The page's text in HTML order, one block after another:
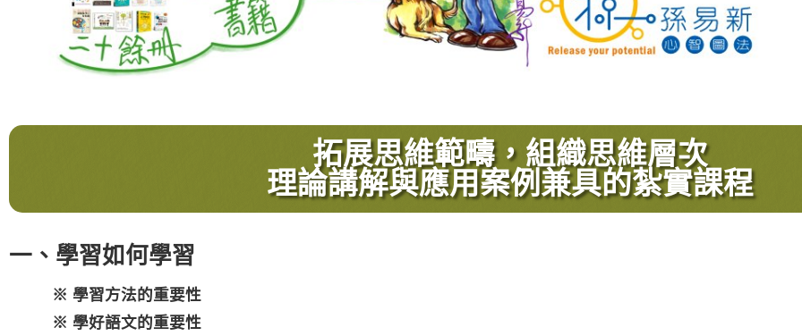
拓展思維範疇，組織思維層次
理論講解與應用案例兼具的紮實課程​
一、學習如何學習
※ 學習方法的重要性
※ 學好語文的重要性